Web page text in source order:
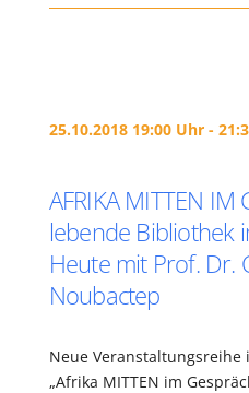
25.10.2018 19:00 Uhr -
AFRIKA MITTEN IM
lebende Bibliothek
Heute mit Prof. Dr.
Noubactep
Neue Veranstaltungsreihe
„Afrika MITTEN im